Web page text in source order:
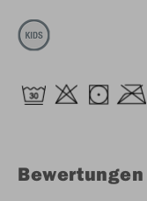
Bewertungen